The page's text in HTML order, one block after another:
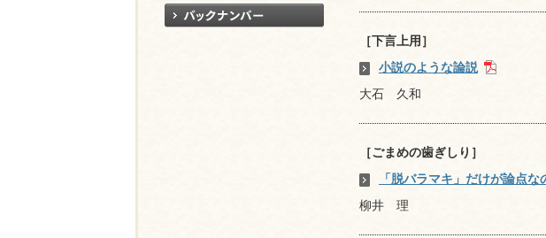
［下言上用］
小説のような論説
大石 久和
［ごまめの歯ぎしり］
「脱バラマキ」だけが論点な
柳井 理